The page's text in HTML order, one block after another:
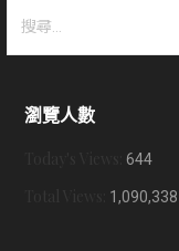
瀏覽人數
Today's Views:644
1,090,338